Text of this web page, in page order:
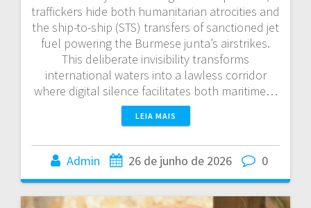
traffickers hide both humanitarian atrocities and
the ship-to-ship (STS) transfers of sanctioned jet
fuel powering the Burmese junta’s airstrikes.
This deliberate invisibility transforms
international waters into a lawless corridor
where digital silence facilitates both maritime…
LEIA MAIS
Admin 26 de junho de 2026 0